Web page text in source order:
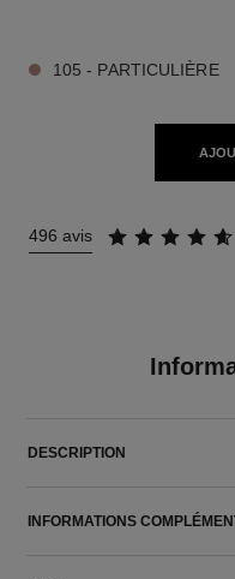
105 - PARTICULIÈRE
496 avis
DESCRIPTION
INFORMATIONS